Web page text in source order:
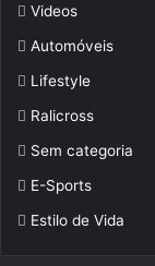
Videos
Automóveis
Lifestyle
Ralicross
Sem categoria
E-Sports
Estilo de Vida